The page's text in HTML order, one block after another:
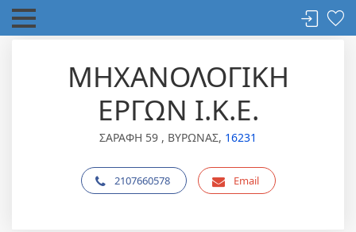
ΜΗΧΑΝΟΛΟΓΙΚΗ
ΕΡΓΩΝ Ι.Κ.Ε.
ΣΑΡΑΦΗ 59 , ΒΥΡΩΝΑΣ, 16231
2107660578 Email